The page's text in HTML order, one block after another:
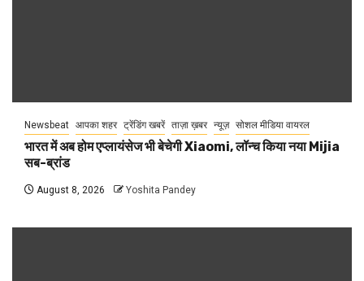
Newsbeat आपका शहर ट्रेंडिंग खबरें ताज़ा ख़बर न्यूज़ सोशल मीडिया वायरल
भारत में अब होम एप्लायंसेज भी बेचेगी Xiaomi, लॉन्च किया नया Mijia
सब-ब्रांड
August 8, 2026 Yoshita Pandey